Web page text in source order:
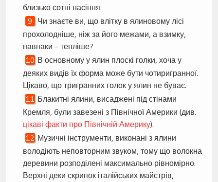
близько сотні насіння.
Чи знаєте ви, що влітку в ялиновому лісі
прохолодніше, ніж за його межами, а взимку,
навпаки – тепліше?
В основному у ялин плоскі голки, хоча у
деяких видів їх форма може бути чотиригранної.
Цікаво, що тригранних голок у ялин не буває.
Блакитні ялини, висаджені під стінами
Кремля, були завезені з Північної Америки (див.
цікаві факти про Північній Америку).
Музичні інструменти, виконані з ялини
володіють неповторним звуком, тому що волокна
деревини розподілені максимально рівномірно.
Верхні деки скрипок італійських майстрів,